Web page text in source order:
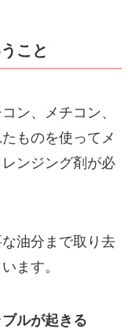
こと
ン、メチコン、
ものを使ってメ
ンジング剤が必
油分まで取り去
ます。
ルが起きる